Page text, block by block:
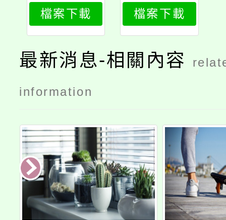
檔案下載 檔案下載
最新消息-相關內容
information